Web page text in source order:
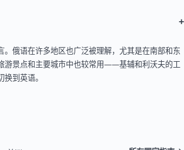
+
。俄语在许多地区也广泛被理解，尤其是在南部和东
游景点和主要城市中也较常用——基辅和利沃夫的工
到英语。